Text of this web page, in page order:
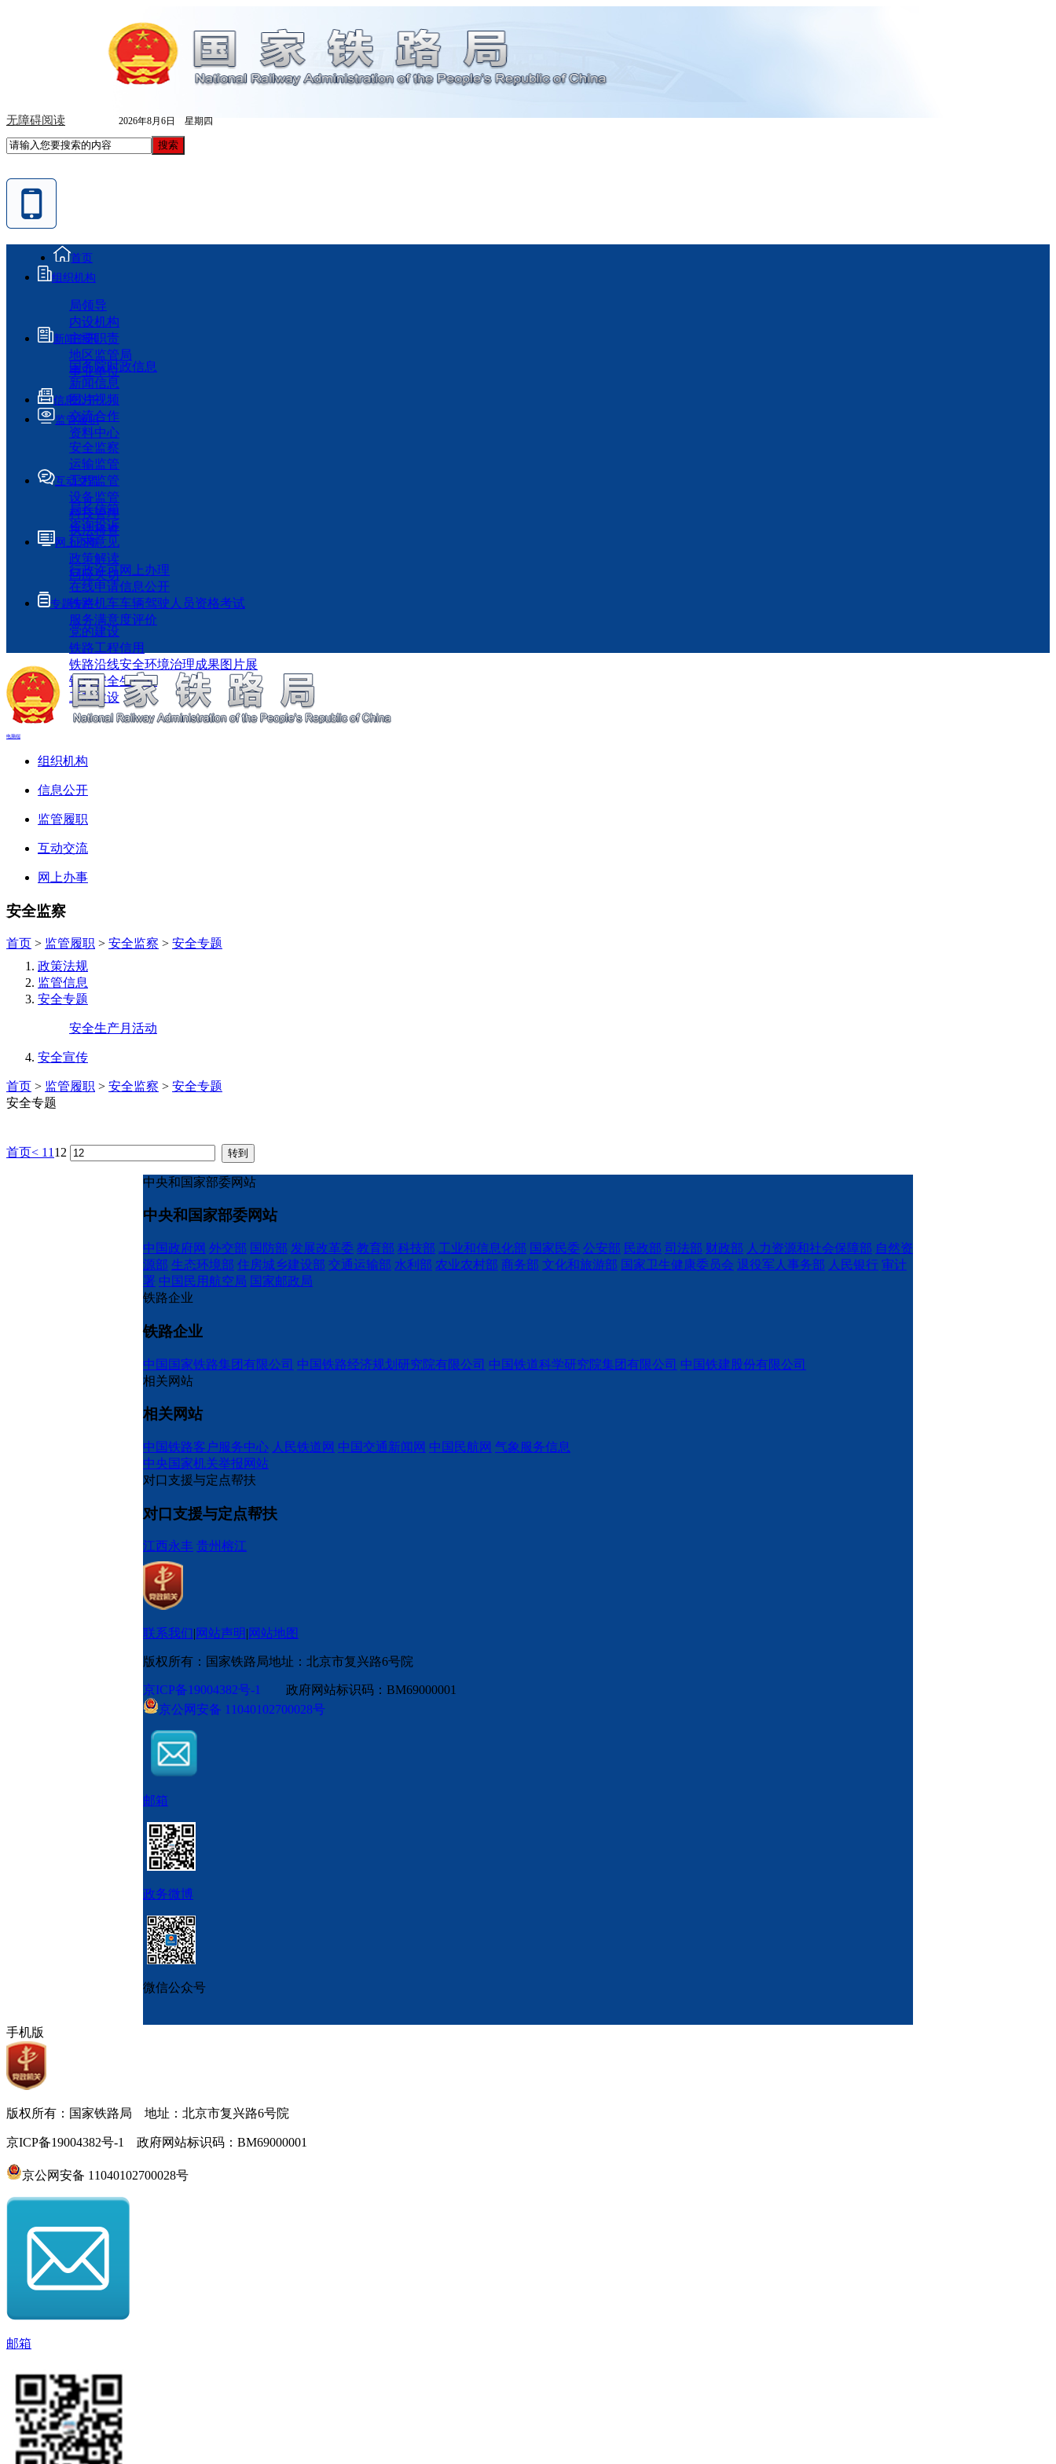
无障碍阅读 2026年8月6日 星期四
首页
组织机构
局领导
内设机构
主要职责
地区监管局
事业单位
新闻资讯
国务院时政信息
新闻信息
图片视频
交流合作
资料中心
信息公开
监管履职
安全监察
运输监管
工程监管
设备监管
科技管理
执法检查
互动交流
局长信箱
咨询投诉
征求意见
政策解读
回应关切
网上办事
行政许可网上办理
在线申请信息公开
铁路机车车辆驾驶人员资格考试
服务满意度评价
专题专栏
党的建设
铁路工程信用
铁路沿线安全环境治理成果图片展
铁路安全生产月
工程建设
电脑端
组织机构
信息公开
监管履职
互动交流
网上办事
安全监察
首页 > 监管履职 > 安全监察 > 安全专题
政策法规
监管信息
安全专题
安全生产月活动
安全宣传
首页 > 监管履职 > 安全监察 > 安全专题
安全专题
首页< 11 12
中央和国家部委网站
中央和国家部委网站
中国政府网 外交部 国防部 发展改革委 教育部 科技部 工业和信息化部 国家民委 公安部 民政部 司法部 财政部 人力资源和社会保障部 自然资
源部 生态环境部 住房城乡建设部 交通运输部 水利部 农业农村部 商务部 文化和旅游部 国家卫生健康委员会 退役军人事务部 人民银行 审计
署 中国民用航空局 国家邮政局
铁路企业
铁路企业
中国国家铁路集团有限公司 中国铁路经济规划研究院有限公司 中国铁道科学研究院集团有限公司 中国铁建股份有限公司
相关网站
相关网站
中国铁路客户服务中心 人民铁道网 中国交通新闻网 中国民航网 气象服务信息
中央国家机关举报网站
对口支援与定点帮扶
对口支援与定点帮扶
江西永丰 贵州榕江
联系我们 网站声明 网站地图
版权所有：国家铁路局地址：北京市复兴路6号院
京ICP备19004382号-1 政府网站标识码：BM69000001
京公网安备 11040102700028号
邮箱
政务微博
微信公众号
手机版
版权所有：国家铁路局 地址：北京市复兴路6号院
京ICP备19004382号-1 政府网站标识码：BM69000001
京公网安备 11040102700028号
邮箱